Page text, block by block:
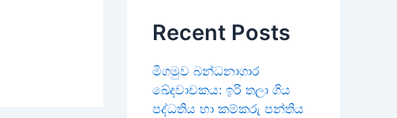
Recent Posts
මීගමුව බන්ධනාගාර
ඛේදවාචකය: ඉරි තලා ගිය
පද්ධතිය හා කම්කරු පන්තිය